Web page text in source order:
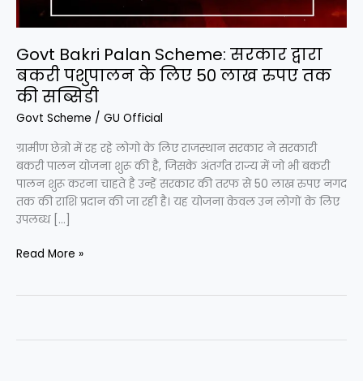
Govt Bakri Palan Scheme: सरकार द्वारा
बकरी पशुपालन के लिए 50 लाख रुपए तक
की सब्सिडी
Govt Scheme / GU Official
ग्रामीण छेत्रो में रह रहे लोगो के लिए राजस्थान सरकार ने सरकारी
बकरी पालन योजना शुरू की है, जिसके अंतर्गत राज्य में जो भी बकरी
पालन शुरू करना चाहते है उन्हें सरकार की तरफ से 50 लाख रुपए नगद
तक की राशि प्रदान की जा रही है। यह योजना केवल उन लोगों के लिए
उपलब्ध […]
लिए
50
लाख
रुपए
तक
की
सब्सिडी
Read More »